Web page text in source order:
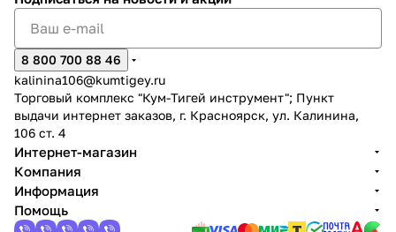
8 800 700 88 46
kalinina106@kumtigey.ru
Торговый комплекс "Кум-Тигей инструмент"; Пункт
выдачи интернет заказов, г. Красноярск, ул. Калинина,
106 ст. 4
Интернет-магазин
Компания
Информация
Помощь